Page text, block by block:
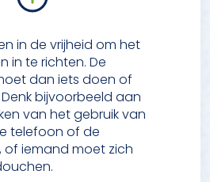
in de vrijheid om het
in te richten. De
dan iets doen of
bijvoorbeeld aan
van het gebruik van
telefoon of de
of iemand moet zich